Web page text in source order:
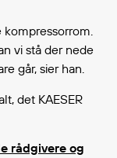
kompressorrom.
vi stå der nede
går, sier han.
det KAESER
rådgivere og